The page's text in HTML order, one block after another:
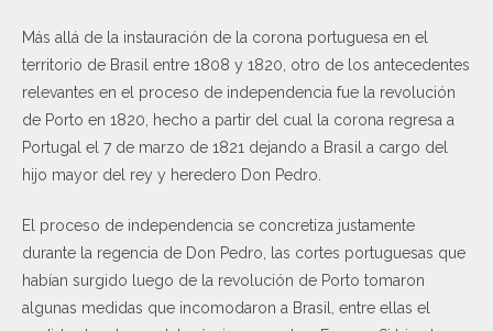
Más allá de la instauración de la corona portuguesa en el
territorio de Brasil entre 1808 y 1820, otro de los antecedentes
relevantes en el proceso de independencia fue la revolución
de Porto en 1820, hecho a partir del cual la corona regresa a
Portugal el 7 de marzo de 1821 dejando a Brasil a cargo del
hijo mayor del rey y heredero Don Pedro.
El proceso de independencia se concretiza justamente
durante la regencia de Don Pedro, las cortes portuguesas que
habían surgido luego de la revolución de Porto tomaron
algunas medidas que incomodaron a Brasil, entre ellas el